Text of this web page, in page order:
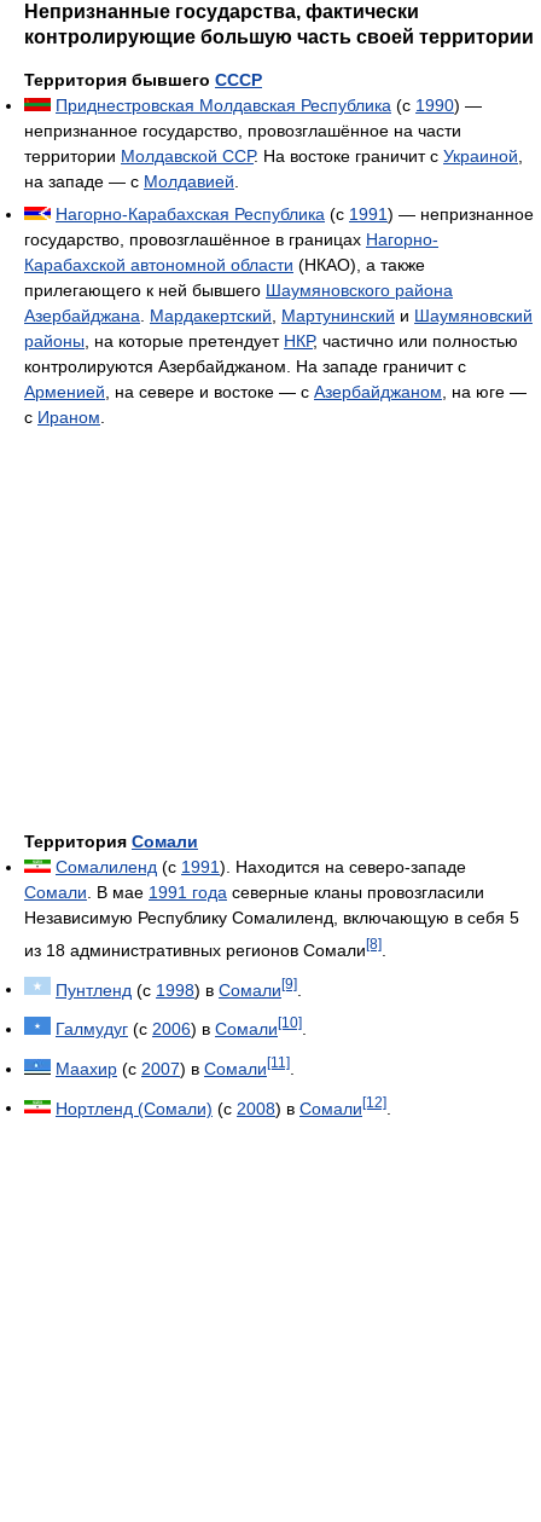
Непризнанные государства, фактически
контролирующие большую часть своей территории
Территория бывшего СССР
Приднестровская Молдавская Республика (c 1990) —
непризнанное государство, провозглашённое на части
территории Молдавской ССР. На востоке граничит с Украиной
на западе — с Молдавией
Нагорно-Карабахская Республика (c 1991) — непризнанное
государство, провозглашённое в границах Нагорно-
Карабахской автономной области (НКАО), а также
прилегающего к ней бывшего Шаумяновского района
Азербайджана
Мардакертский Мартунинский и Шаумяновский
районы , на которые претендует НКР, частично или полностью
контролируются Азербайджаном. На западе граничит с
Арменией , на севере и востоке — с Азербайджаном , на юге —
с Ираном
Территория Сомали
Сомалиленд (с 1991). Находится на северо-западе
Сомали . В мае 1991 года северные кланы провозгласили
Независимую Республику Сомалиленд, включающую в себя 5
из 18 административных регионов Сомали [8]
Пунтленд (с 1998) в Сомали[9]
Галмудуг (с 2006) в Сомали [10]
Маахир (с 2007) в Сомали[11]
Нортленд (Сомали) (с 2008) в Сомали[12]